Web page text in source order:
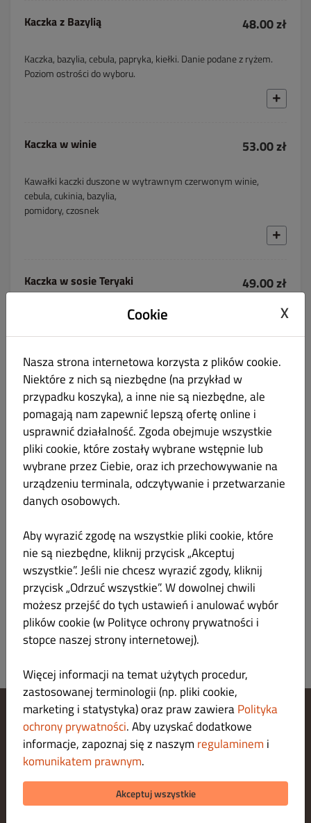
Kaczka z Bazylią 48.00 zł
Kaczka, bazylia, cebula, papryka, kiełki. Danie podane z ryżem.
Poziom ostrości do wyboru.
Kaczka w winie 53.00 zł
Kawałki kaczki duszone w wytrawnym czerwonym winie,
cebula, cukinia, bazylia,
pomidory, czosnek
Kaczka w sosie Teryaki 49.00 zł
Kaczka w delikatnej panierce podana z kapustą pekińską,
Kaczka w sosie pieprzowym 55.00 zł
Kaczka w sosie pieprzowym, cebula, papryka.
58.00 zł
Kaczka, ogórek, kolendra*, mango, bazylia* , sos*
Hoisin
Zarządzaj ustawieniami cookies
Skontaktuj się z nami
Polityka ochrony prywatności
Legal notice
O nas
Cookie X
Nasza strona internetowa korzysta z plików cookie.
Niektóre z nich są niezbędne (na przykład w
przypadku koszyka), a inne nie są niezbędne, ale
pomagają nam zapewnić lepszą ofertę online i
usprawnić działalność. Zgoda obejmuje wszystkie
pliki cookie, które zostały wybrane wstępnie lub
wybrane przez Ciebie, oraz ich przechowywanie na
urządzeniu terminala, odczytywanie i przetwarzanie
danych osobowych.
Aby wyrazić zgodę na wszystkie pliki cookie, które
nie są niezbędne, kliknij przycisk „Akceptuj
wszystkie”. Jeśli nie chcesz wyrazić zgody, kliknij
przycisk „Odrzuć wszystkie”. W dowolnej chwili
możesz przejść do tych ustawień i anulować wybór
plików cookie (w Polityce ochrony prywatności i
stopce naszej strony internetowej).
Więcej informacji na temat użytych procedur,
zastosowanej terminologii (np. pliki cookie,
marketing i statystyka) oraz praw zawieraPolityka
ochrony prywatności. Aby uzyskać dodatkowe
informacje, zapoznaj się z naszym regulaminem i
komunikatem prawnym.
Akceptuj wszystkie